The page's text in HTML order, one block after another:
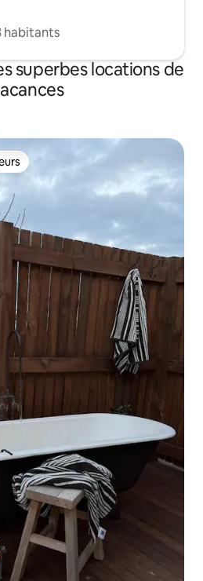
habitants
superbes locations de
les plus appréciés